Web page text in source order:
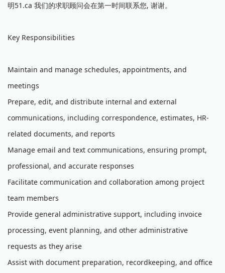
明51.ca 我们的求职顾问会在第一时间联系您, 谢谢。
Key Responsibilities
Maintain and manage schedules, appointments, and
meetings
Prepare, edit, and distribute internal and external
communications, including correspondence, estimates, HR-
related documents, and reports
Manage email and text communications, ensuring prompt,
professional, and accurate responses
Facilitate communication and collaboration among project
team members
Provide general administrative support, including invoice
processing, event planning, and other administrative
requests as they arise
Assist with document preparation, recordkeeping, and office